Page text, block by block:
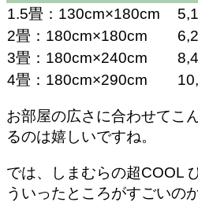
1.5畳：130cm×180cm
2畳：180cm×180cm
3畳：180cm×240cm
4畳：180cm×290cm
お部屋の広さに合わせてこ
るのは嬉しいですね。
では、しまむらの超COOL
ういったところがすごいの